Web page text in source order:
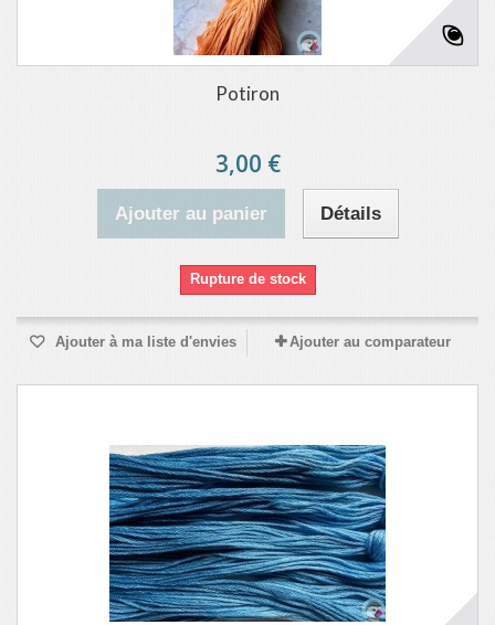
Potiron
3,00 €
Ajouter au panier Détails
Rupture de stock
Ajouter à ma liste d'envies Ajouter au comparateur